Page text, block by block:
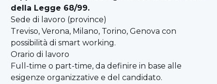
della Legge 68/99.
Sede di lavoro (province)
Treviso, Verona, Milano, Torino, Genova con
possibilità di smart working.
Orario di lavoro
Full-time o part-time, da definire in base alle
esigenze organizzative e del candidato.